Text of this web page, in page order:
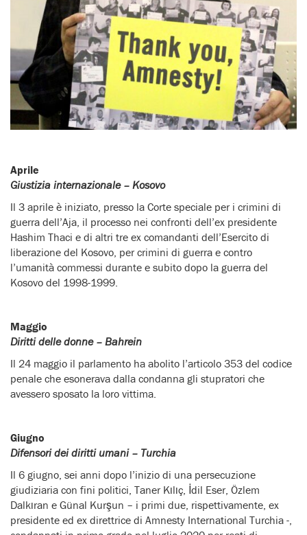
Aprile
Giustizia internazionale – Kosovo
Il 3 aprile è iniziato, presso la Corte speciale per i crimini di
guerra dell’Aja, il processo nei confronti dell’ex presidente
Hashim Thaci e di altri tre ex comandanti dell’Esercito di
liberazione del Kosovo, per crimini di guerra e contro
l’umanità commessi durante e subito dopo la guerra del
Kosovo del 1998-1999.
Maggio
Diritti delle donne – Bahrein
Il 24 maggio il parlamento ha abolito l’articolo 353 del codice
penale che esonerava dalla condanna gli stupratori che
avessero sposato la loro vittima.
Giugno
Difensori dei diritti umani – Turchia
Il 6 giugno, sei anni dopo l’inizio di una persecuzione
giudiziaria con fini politici, Taner Kılıç, İdil Eser, Özlem
Dalkıran e Günal Kurşun – i primi due, rispettivamente, ex
presidente ed ex direttrice di Amnesty International Turchia -,